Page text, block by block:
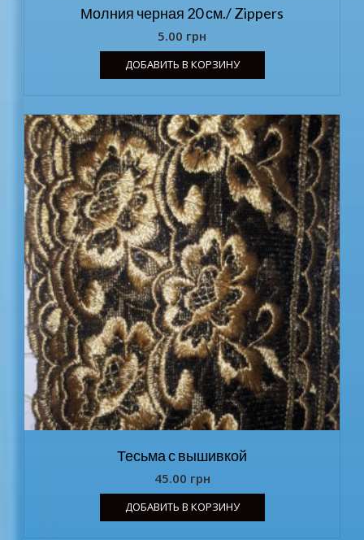
Молния черная 20 см./ Zippers
5.00 грн
ДОБАВИТЬ В КОРЗИНУ
Тесьма с вышивкой
45.00 грн
ДОБАВИТЬ В КОРЗИНУ